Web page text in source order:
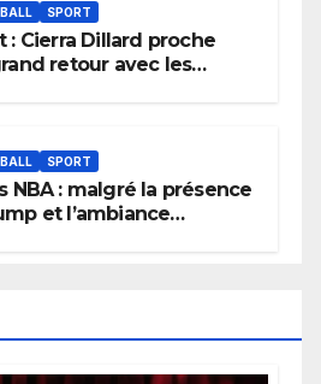
SPORT
: Cierra Dillard proche
retour avec les
SPORT
NBA : malgré la présence
et l’ambiance